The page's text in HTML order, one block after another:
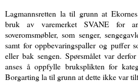
Lagmannsretten la til grunn at
bruk av varemerket SVANE for
soveromsmøbler, som senger,
samt for oppbevaringspaller og puffer
eller bak sengen. Spørsmålet var
anses å oppfylle bruksplikten for
Borgarting la til grunn at dette ikke var